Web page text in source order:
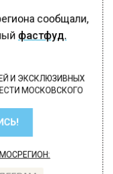
сообщали,
фастфуд.
И ЭКСКЛЮЗИВНЫХ
МОСКОВСКОГО